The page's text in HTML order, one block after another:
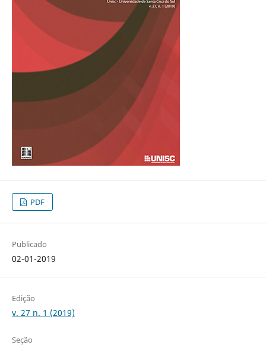
PDF
Publicado
02-01-2019
Edição
v. 27 n. 1 (2019)
Seção